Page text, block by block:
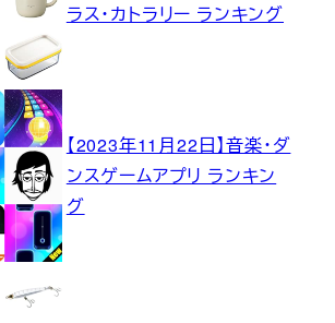
ラス・カトラリー ランキング
【2023年11月22日】音楽・ダ
ンスゲームアプリ ランキン
グ